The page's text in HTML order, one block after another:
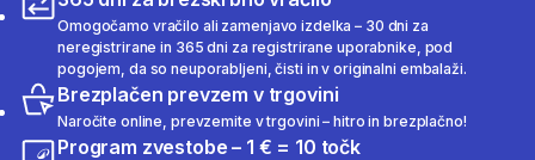
Omogočamo vračilo ali zamenjavo izdelka – 30 dni za
neregistrirane in 365 dni za registrirane uporabnike, pod
pogojem, da so neuporabljeni, čisti in v originalni embalaži.
Brezplačen prevzem v trgovini
Naročite online, prevzemite v trgovini – hitro in brezplačno!
Program zvestobe – 1 € = 10 točk